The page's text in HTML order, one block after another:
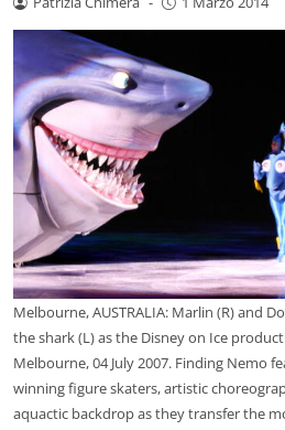
Melbourne, AUSTRALIA: Marlin (R) and
the shark (L) as the Disney on Ice
Melbourne, 04 July 2007. Finding Nemo
winning figure skaters, artistic
aquactic backdrop as they transfer the